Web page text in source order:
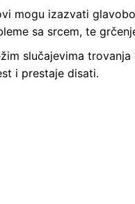
mogu izazvati
sa srcem, te
slučajevima
i prestaje disati.